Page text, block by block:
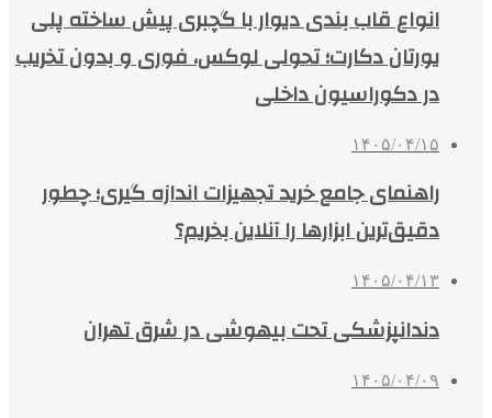
انواع قاب بندی دیوار با گچبری پیش ساخته پلی
یورتان دکارت؛ تحولی لوکس، فوری و بدون تخریب
در دکوراسیون داخلی
۱۴۰۵/۰۴/۱۵
راهنمای جامع خرید تجهیزات اندازه گیری؛ چطور
دقیق‌ترین ابزارها را آنلاین بخریم؟
۱۴۰۵/۰۴/۱۳
دندانپزشکی تحت بیهوشی در شرق تهران
۱۴۰۵/۰۴/۰۹